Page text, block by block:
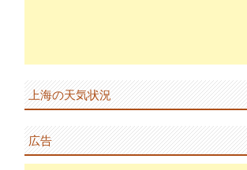
上海の天気状況
広告